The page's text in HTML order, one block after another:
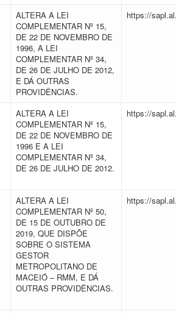
ALTERA A LEI
COMPLEMENTAR Nº 15,
DE 22 DE NOVEMBRO DE
1996, A LEI
COMPLEMENTAR Nº 34,
DE 26 DE JULHO DE 2012,
E DÁ OUTRAS
PROVIDÊNCIAS.
https://
ALTERA A LEI
COMPLEMENTAR Nº 15,
DE 22 DE NOVEMBRO DE
1996 E A LEI
COMPLEMENTAR Nº 34,
DE 26 DE JULHO DE 2012.
https://
ALTERA A LEI
COMPLEMENTAR Nº 50,
DE 15 DE OUTUBRO DE
2019, QUE DISPÕE
SOBRE O SISTEMA
GESTOR
METROPOLITANO DE
MACEIÓ – RMM, E DÁ
OUTRAS PROVIDÊNCIAS.
https://